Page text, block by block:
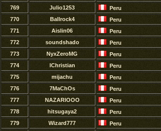
769
Julio1253 Peru
770
Ballrock4 Peru
771
Aislin06 Peru
772
soundshado Peru
773
NyxZeroMG Peru
774
lChristian Peru
775
mijachu Peru
776
7MaChOs Peru
777
NAZARlOOO Peru
778
hitsugaya2 Peru
779
Wizard777 Peru